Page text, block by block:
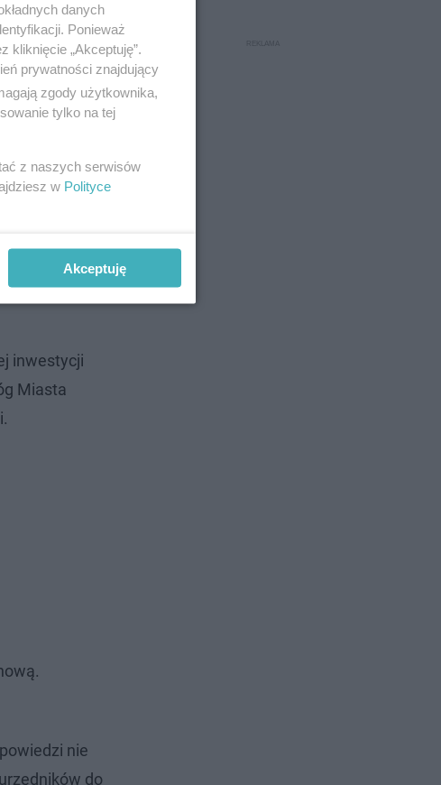
inwestycji
Miasta
nie
do
danych
Ponieważ
kliknięcie „Akceptuję”.
prywatności znajdujący
zgody użytkownika,
tylko na tej
z naszych serwisów
w Polityce
Akceptuję